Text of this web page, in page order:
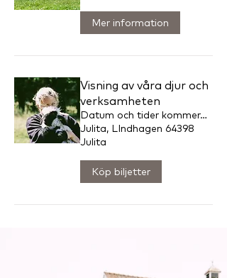
Mer information
Visning av våra djur och
verksamheten
Datum och tider kommer...
Julita, LIndhagen 64398
Julita
Köp biljetter